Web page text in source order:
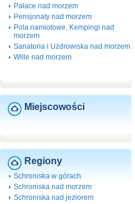
Pałace nad morzem
Pensjonaty nad morzem
Pola namiotowe, Kempingi nad
morzem
Sanatoria i Uzdrowiska nad morzem
Wille nad morzem
Miejscowości
Regiony
Schroniska w górach
Schroniska nad morzem
Schroniska nad jeziorem